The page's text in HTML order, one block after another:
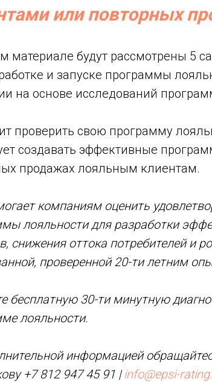
или повторных
материале будут рассмотрены 5
и запуске программы
на основе исследований
проверить свою программу
создавать эффективные
продажах лояльным клиентам.
компаниям оценить
лояльности для разработки
снижения оттока потребителей и
проверенной 20-ти летним
бесплатную 30-ти минутную
лояльности.
информацией
+7 812 947 45 91 |info@epsi-